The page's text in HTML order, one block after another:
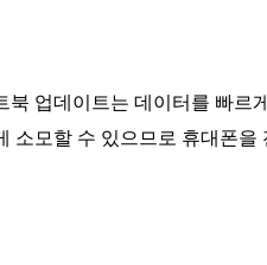
업데이트는 데이터를 빠르
소모할 수 있으므로 휴대폰을